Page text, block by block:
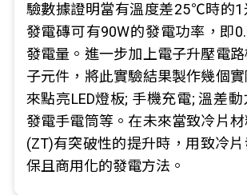
驗數據證明當有溫度差25℃時的1
發電磚可有90W的發電功率，即
發電量。進一步加上電子升壓電
子元件，將此實驗結果製作幾個實
來點亮LED燈板; 手機充電; 溫差
發電手電筒等。在未來當致冷片
(ZT)有突破性的提升時，用致冷
保且商用化的發電方法。